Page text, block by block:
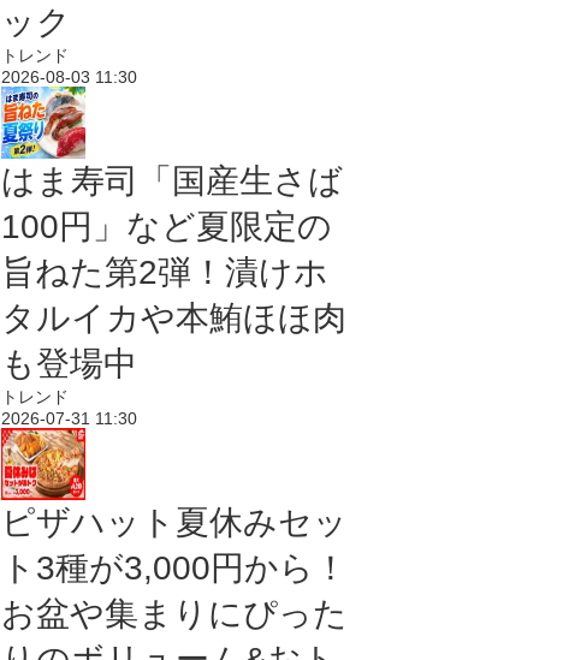
ック
トレンド
2026-08-03 11:30
はま寿司「国産生さば
100円」など夏限定の
旨ねた第2弾！漬けホ
タルイカや本鮪ほほ肉
も登場中
トレンド
2026-07-31 11:30
ピザハット夏休みセッ
ト3種が3,000円から！
お盆や集まりにぴった